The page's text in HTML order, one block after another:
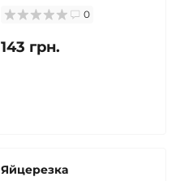
0
143 грн.
Яйцерезка